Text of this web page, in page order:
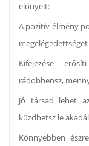
előnyeit:
A pozitív élmény
Kifejezése
rádöbbensz,
Jó társad lehet
küzdhetsz le
Könnyebben